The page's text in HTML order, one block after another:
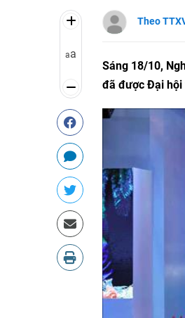
aa
Theo
Sáng 18/10,
đã được Đại hội